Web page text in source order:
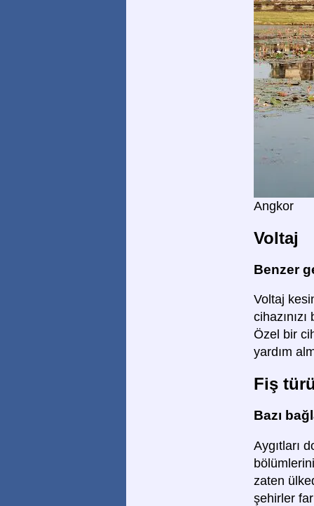
Angkor
Voltaj
Benzer
Voltaj
Özel bir
yardım
Fiş
Bazı
Aygıtları
zaten
şehirler